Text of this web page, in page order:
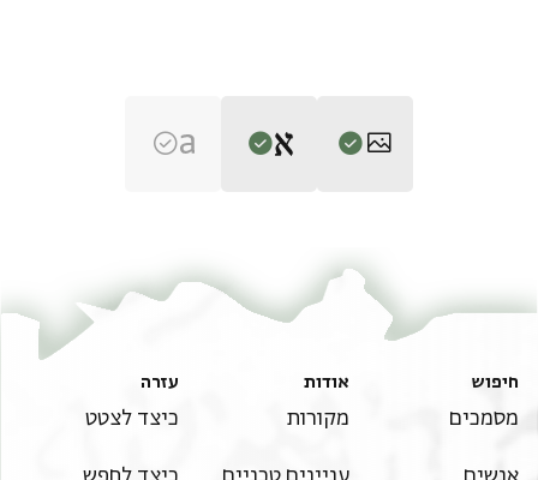
The Compassionate and Benevolent: The Leading
Elite in the Jewish Community of Alexandria in the Middle Ages‎
(in Hebrew) (Ben-Zvi Institute for the Study of Jewish
T-S Ar.39.126 1v הגדל וסובב
Verso
حضرة مولاي الشيخ الاجل ابو الفضل ثابت(؟) بن هبة
ראש הקהילות זכר צדיק לברכה
תנאי היתר שימוש בתצלום
חיפוש
מסמכים
אודות
מקורות
עזרה
כיצד לצטט